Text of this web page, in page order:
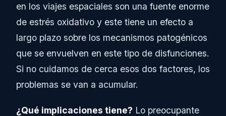
en los viajes espaciales son una fuente enorme
de estrés oxidativo y este tiene un efecto a
largo plazo sobre los mecanismos patogénicos
que se envuelven en este tipo de disfunciones.
Si no cuidamos de cerca esos dos factores, los
problemas se van a acumular.
¿Qué implicaciones tiene? Lo preocupante